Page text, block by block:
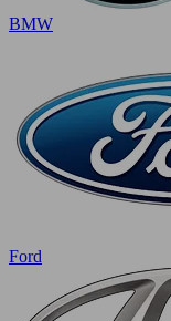
BMW
Ford